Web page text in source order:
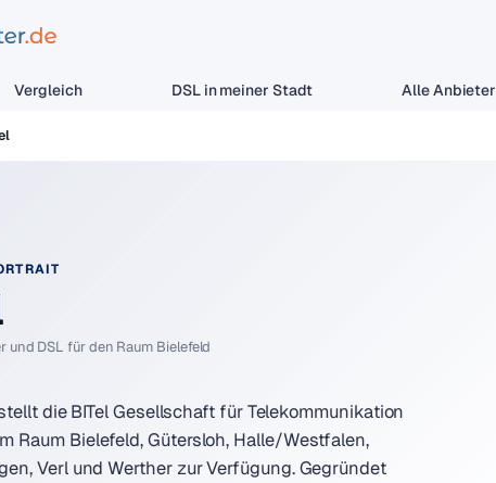
Vergleich DSL in meiner Stadt Alle Anbieter
und DSL für den Raum Bielefeld
die BITel Gesellschaft für Telekommunikation
Raum Bielefeld, Gütersloh, Halle/Westfalen,
Verl und Werther zur Verfügung. Gegründet